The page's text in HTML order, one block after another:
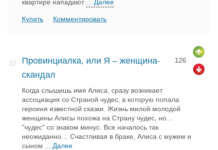
квартире нападают
... Далее
Купить Комментировать
22.
Провинциалка, или Я – женщина-
скандал
126
Когда слышишь имя Алиса, сразу возникает
ассоциация со Страной чудес, в которую попала
героиня известной сказки. Жизнь милой молодой
женщины Алисы похожа на Страну чудес, но…
"чудес" со знаком минус. Все началось так
неожиданно… Счастливая в браке, Алиса с мужем и
сыном
... Далее